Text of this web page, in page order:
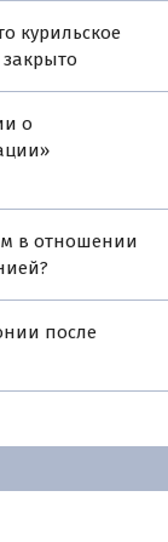
курильское
о
в отношении
после